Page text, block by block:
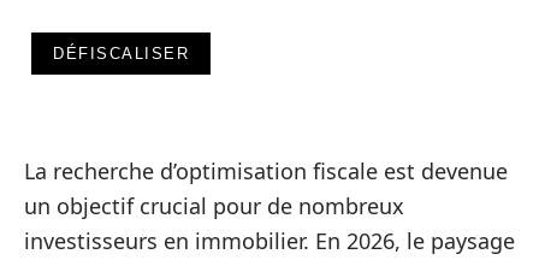
DÉFISCALISER
La recherche d’optimisation fiscale est devenue
un objectif crucial pour de nombreux
investisseurs en immobilier. En 2026, le paysage